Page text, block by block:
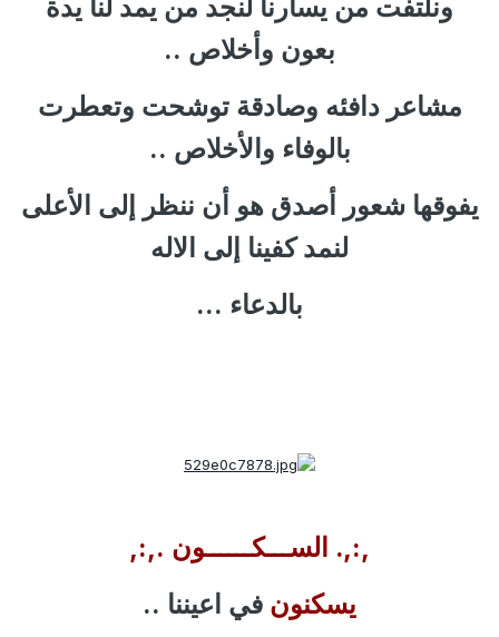
ونلتفت من يسارنا لنجد من يمد لنا يدة
بعون وأخلاص ..
مشاعر دافئه وصادقة توشحت وتعطرت
بالوفاء والأخلاص ..
يفوقها شعور أصدق هو أن ننظر إلى الأعلى
لنمد كفينا إلى الاله
بالدعاء ...
,:,. الســـكــــــون .,:,
يسكنونفي اعيننا ..